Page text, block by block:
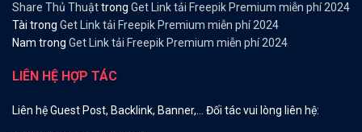
Share Thủ Thuậttrong Get Link tải Freepik Premium miễn phí 2024
Tài trong Get Link tải Freepik Premium miễn phí 2024
Nam trong Get Link tải Freepik Premium miễn phí 2024
LIÊN HỆ HỢP TÁC
Liên hệ Guest Post, Backlink, Banner,… Đối tác vui lòng liên hệ: